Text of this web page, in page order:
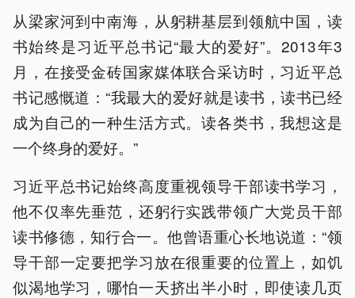
从梁家河到中南海，从躬耕基层到领航中国，读
书始终是习近平总书记“最大的爱好”。2013年3
月，在接受金砖国家媒体联合采访时，习近平总
书记感慨道：“我最大的爱好就是读书，读书已经
成为自己的一种生活方式。读各类书，我想这是
一个终身的爱好。”
习近平总书记始终高度重视领导干部读书学习，
他不仅率先垂范，还躬行实践带领广大党员干部
读书修德，知行合一。他曾语重心长地说道：“领
导干部一定要把学习放在很重要的位置上，如饥
似渴地学习，哪怕一天挤出半小时，即使读几页